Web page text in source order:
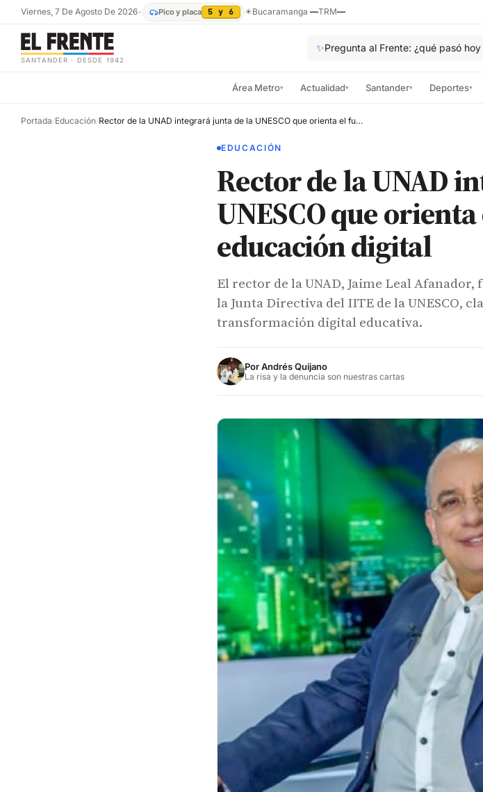
Viernes, 7 De Agosto De 2026• Pico y placa 5 y 6 ☀Bucaramanga —TRM—
SANTANDER · DESDE 1942
✨Pregunta al Frente: ¿qué pasó
Área Metro▾ Actualidad▾ Santander▾ Deportes▾
Portada/Educación/ Rector de la UNAD integrará junta de la UNESCO que orienta el futuro de la educación digital
EDUCACIÓN
Rector de la UNAD
UNESCO que
educación digital
El rector de la UNAD, Jaime Leal
la Junta Directiva del IITE de la UNESCO,
transformación digital educativa.
PorAndrés Quijano
La risa y la denuncia son nuestras cartas